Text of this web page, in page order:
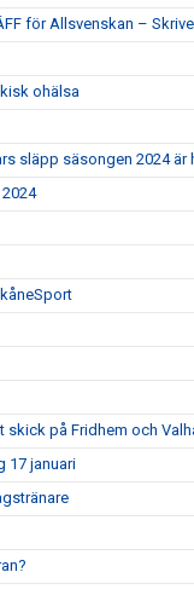
för Allsvenskan –
ohälsa
släpp säsongen 2024 är
skick på Fridhem och
17 januari